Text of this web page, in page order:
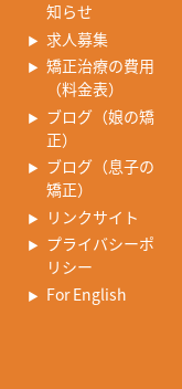
知らせ
求人募集
矯正治療の費用
（料金表）
ブログ（娘の矯
正）
ブログ（息子の
矯正）
リンクサイト
プライバシーポ
リシー
For English